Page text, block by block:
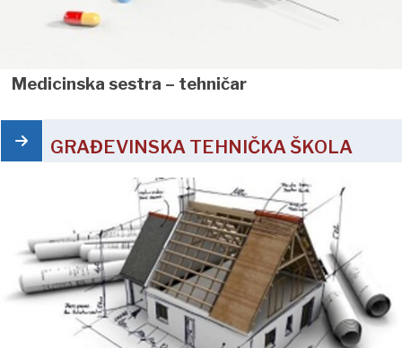
Medicinska sestra – tehničar
GRAĐEVINSKA TEHNIČKA ŠKOLA